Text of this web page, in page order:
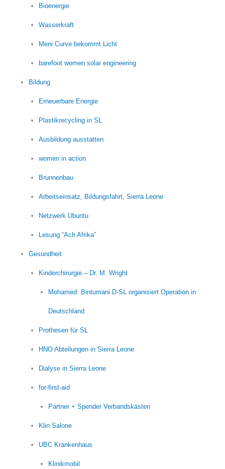
Bioenergie
Wasserkraft
Meni Curve bekommt Licht
barefoot women solar engineering
Bildung
Erneuerbare Energie
Plastikrecycling in SL
Ausbildung ausstatten
women in action
Brunnenbau
Arbeitseinsatz, Bildungsfahrt, Sierra Leone
Netzwerk Ubuntu
Lesung “Ach Afrika”
Gesundheit
Kinderchirurgie – Dr. M. Wright
Mohamed: Bintumani D-SL organisiert Operation in
Deutschland
Prothesen für SL
HNO Abteilungen in Sierra Leone
Dialyse in Sierra Leone
for-first-aid
Partner + Spender Verbandskästen
Klin Salone
UBC Krankenhaus
Klinikmobil